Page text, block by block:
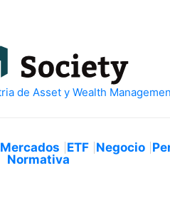
Mercados ETF Negocio
Normativa